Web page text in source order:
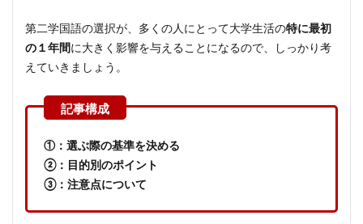
第二学国語の選択が、多くの人にとって大学生活の特に最初
の１年間に大きく影響を与えることになるので、しっかり考
えていきましょう。
①：選ぶ際の基準を決める
②：目的別のポイント
③：注意点について